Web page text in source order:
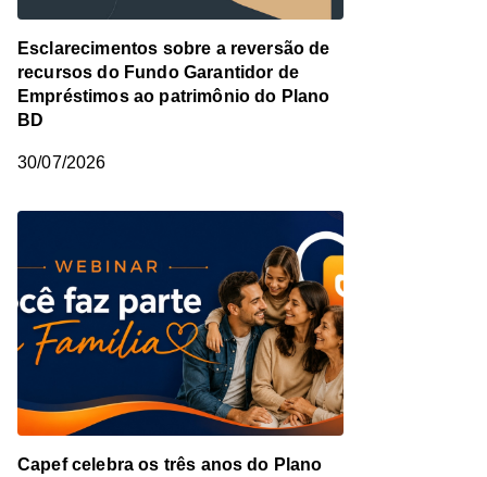
Esclarecimentos sobre a reversão de
recursos do Fundo Garantidor de
Empréstimos ao patrimônio do Plano
BD
30/07/2026
Capef celebra os três anos do Plano